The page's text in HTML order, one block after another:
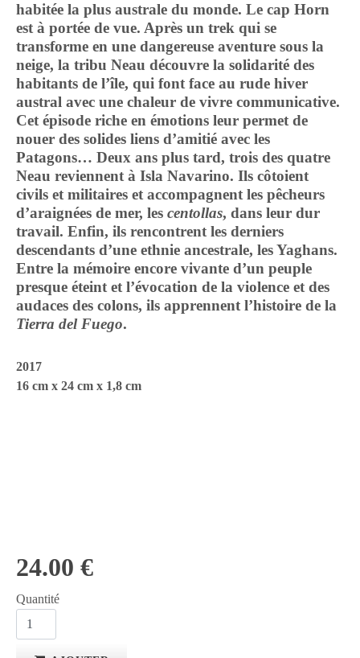
habitée la plus australe du monde. Le cap Horn
est à portée de vue. Après un trek qui se
transforme en une dangereuse aventure sous la
neige, la tribu Neau découvre la solidarité des
habitants de l’île, qui font face au rude hiver
austral avec une chaleur de vivre communicative.
Cet épisode riche en émotions leur permet de
nouer des solides liens d’amitié avec les
Patagons… Deux ans plus tard, trois des quatre
Neau reviennent à Isla Navarino. Ils côtoient
civils et militaires et accompagnent les pêcheurs
d’araignées de mer, les centollas, dans leur dur
travail. Enfin, ils rencontrent les derniers
descendants d’une ethnie ancestrale, les Yaghans.
Entre la mémoire encore vivante d’un peuple
presque éteint et l’évocation de la violence et des
audaces des colons, ils apprennent l’histoire de la
Tierra del Fuego.
2017
16 cm x 24 cm x 1,8 cm
24.00 €
Quantité